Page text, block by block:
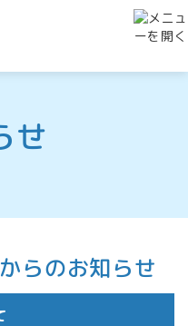
せ
らのお知らせ